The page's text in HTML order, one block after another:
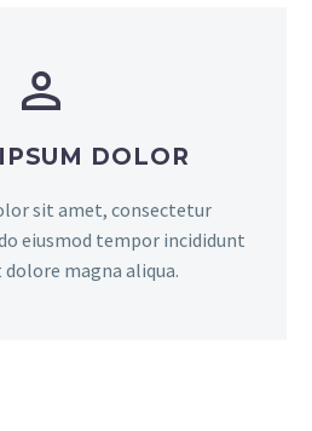
DOLOR
sit amet, consectetur
eiusmod tempor incididunt
magna aliqua.